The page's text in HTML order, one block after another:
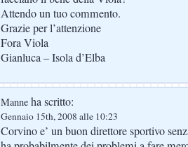
Attendo un tuo commento.
Grazie per l’attenzione
Fora Viola
Gianluca – Isola d’Elba
Manne ha scritto:
Gennaio 15th, 2008 alle 10:23
Corvino e’ un buon direttore sportivo